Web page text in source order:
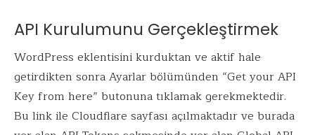
API Kurulumunu Gerçekleştirmek
WordPress eklentisini kurduktan ve aktif hale
getirdikten sonra Ayarlar bölümünden “Get your API
Key from here” butonuna tıklamak gerekmektedir.
Bu link ile Cloudflare sayfası açılmaktadır ve burada